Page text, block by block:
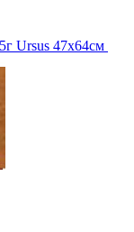
Ursus 47х64см